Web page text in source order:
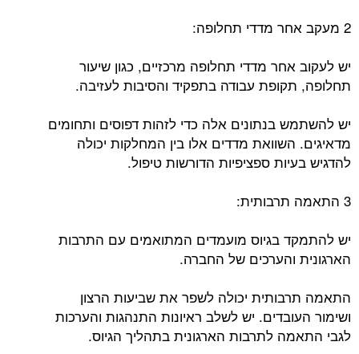
2 מעקב אחר מדדי תחלופה:
יש לעקוב אחר מדדי תחלופה מרכזיים, כגון שיעור
תחלופה, תקופת עבודה בתפקיד והסיבות לעזיבה.
יש להשתמש בנתונים אלה כדי לזהות דפוסים ותחומים
מדאיגים. השוואת מדדים אלו בין המחלקות יכולה
להדגיש בעיות ספציפיות הדורשות טיפול.
3 התאמה תרבותית:
יש להתמקד בגיוס מועמדים המתואמים עם התרבות
הארגונית והערכים של החברה.
התאמה תרבותית יכולה לשפר את שביעות הרצון
ושימור העובדים. יש לשלב ראיונות התנהגות והערכות
לגבי התאמה לתרבות הארגונית בתהליך הגיוס.